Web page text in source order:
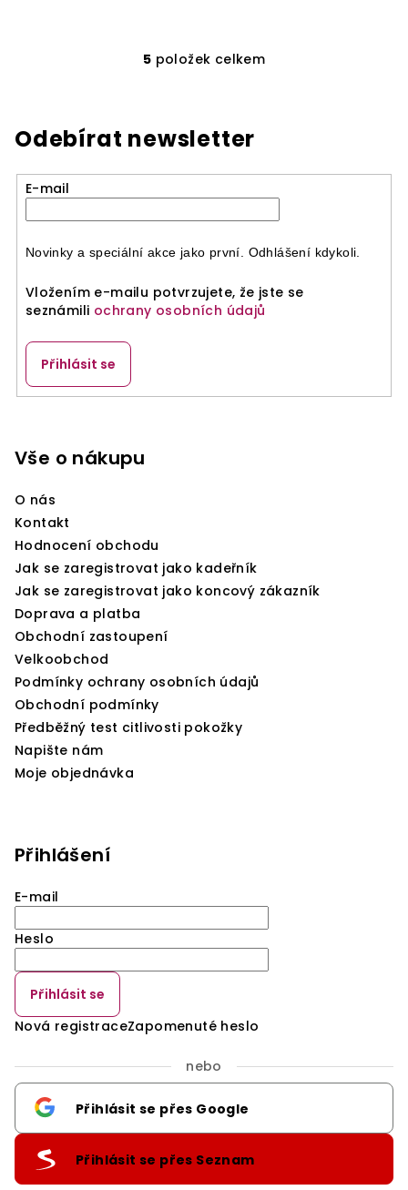
O
á
d
a
c
í
r
k
y
i
5 položek celkem
Odebírat newsletter
E-mail
Novinky a speciální akce jako první. Odhlášení kdykoli.
Vložením e-mailu potvrzujete, že jste se
seznámili ochrany osobních údajů
Přihlásit se
Vše o nákupu
O nás
Kontakt
Hodnocení obchodu
Jak se zaregistrovat jako kadeřník
Jak se zaregistrovat jako koncový zákazník
Doprava a platba
Obchodní zastoupení
Velkoobchod
Podmínky ochrany osobních údajů
Obchodní podmínky
Předběžný test citlivosti pokožky
Napište nám
Moje objednávka
Přihlášení
E-mail
Heslo
Přihlásit se
Nová registraceZapomenuté heslo
nebo
Přihlásit se přes Google
Přihlásit se přes Seznam